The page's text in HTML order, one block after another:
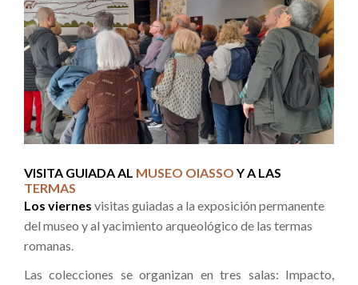
VISITA GUIADA AL MUSEO OIASSO Y A LAS
TERMAS
Los viernes visitas guiadas a la exposición permanente
del museo y al yacimiento arqueológico de las termas
romanas.
Las colecciones se organizan en tres salas: Impacto,